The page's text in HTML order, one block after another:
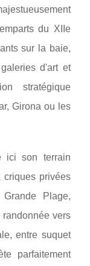
du XIIe
sur la baie,
d'art et
stratégique
Girona ou les
ici son terrain
criques privées
Plage,
vers
entre suquet
parfaitement